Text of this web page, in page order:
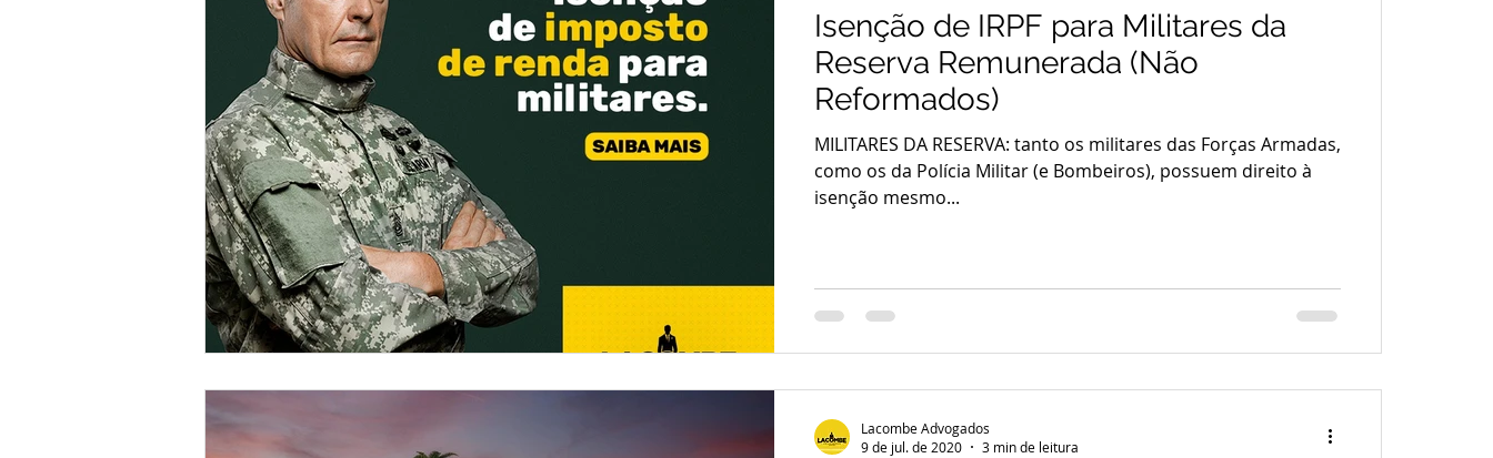
Isenção de IRPF para Militares da
Reserva Remunerada (Não
Reformados)
MILITARES DA RESERVA: tanto os militares das Forças Armadas,
como os da Polícia Militar (e Bombeiros), possuem direito à
isenção mesmo...
Lacombe Advogados
9 de jul. de 2020
3 min de leitura